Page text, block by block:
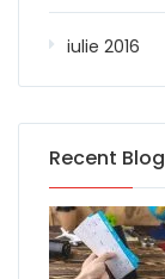
iulie 2016
Recent